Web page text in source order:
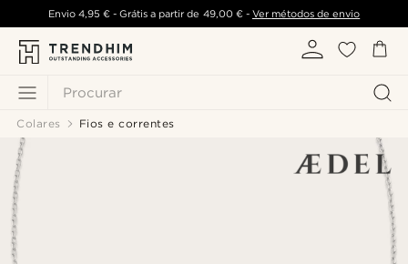
Procurar
Envio 4,95 €- Grátis a partir de 49,00 €- Ver métodos de envio
Colares Fios e correntes